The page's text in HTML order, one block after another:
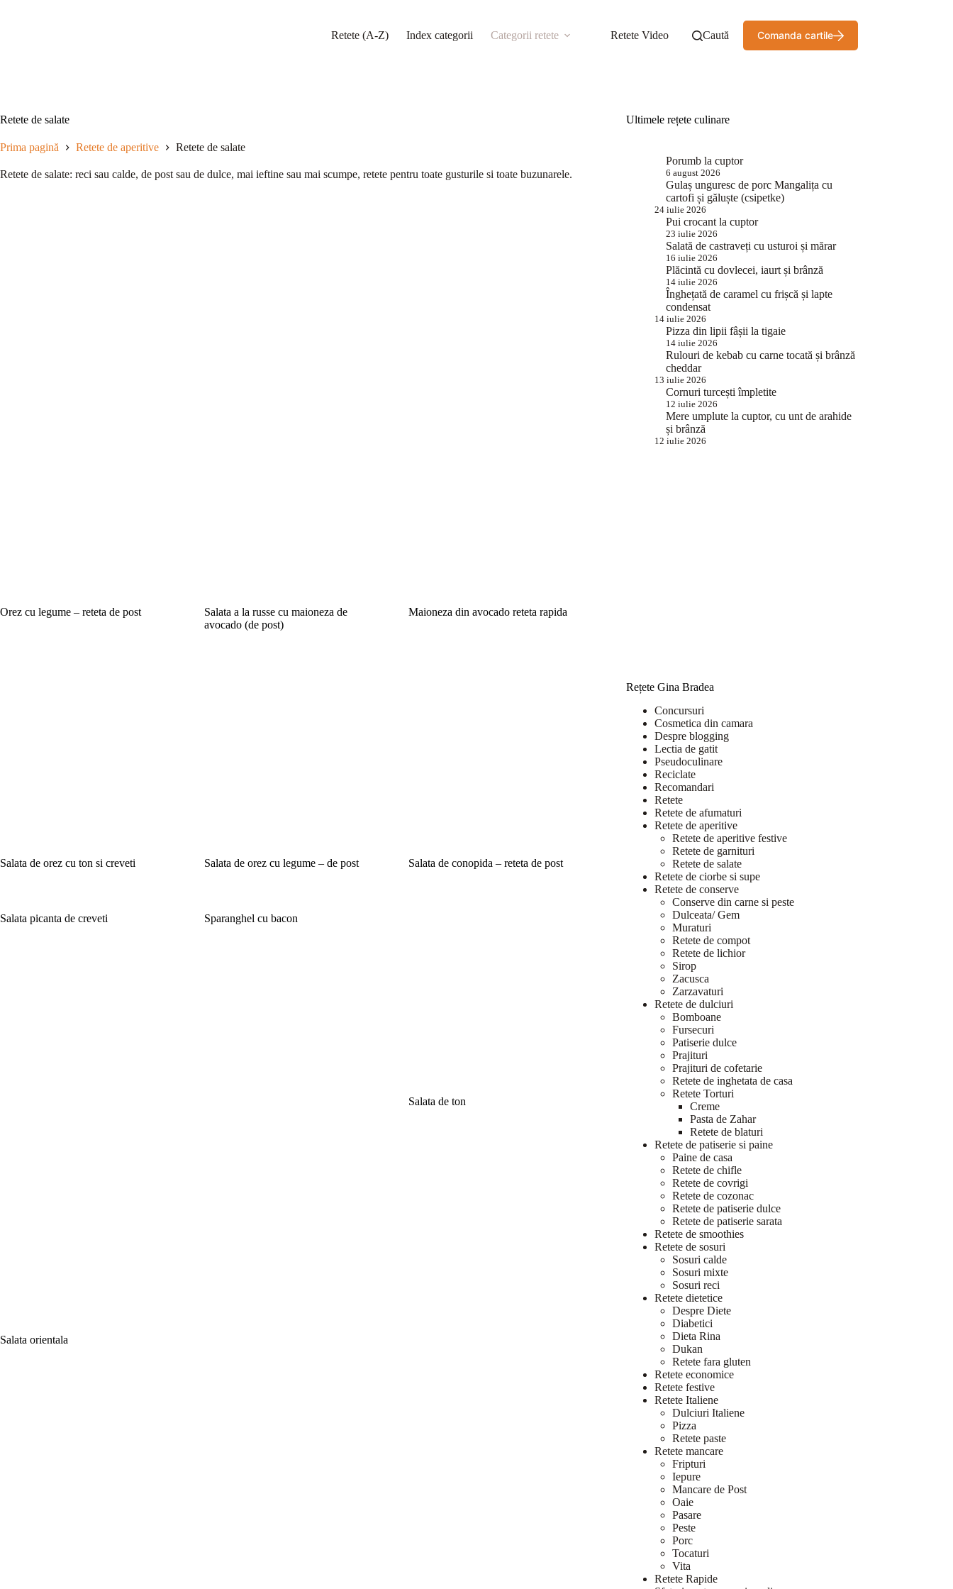
Retete (A-Z) Index categorii Categorii retete Retete Video Caută Comanda cartile
Retete de salate
Prima pagină Retete de aperitive Retete de salate
Retete de salate: reci sau calde, de post sau de dulce, mai ieftine sau mai scumpe, retete pentru toate gusturile si toate buzunarele.
Orez cu legume – reteta de post
Salata a la russe cu maioneza de
avocado (de post)
Maioneza din avocado reteta rapida
Salata de orez cu ton si creveti Salata de orez cu legume – de post Salata de conopida – reteta de post
Salata picanta de creveti Sparanghel cu bacon
Salata de ton
Salata orientala
Ultimele rețete culinare
Porumb la cuptor
6 august 2026
Gulaș unguresc de porc Mangalița cu
cartofi și găluște (csipetke)
24 iulie 2026
Pui crocant la cuptor
23 iulie 2026
Salată de castraveți cu usturoi și mărar
16 iulie 2026
Plăcintă cu dovlecei, iaurt și brânză
14 iulie 2026
Înghețată de caramel cu frișcă și lapte
condensat
14 iulie 2026
Pizza din lipii fâșii la tigaie
14 iulie 2026
Rulouri de kebab cu carne tocată și brânză
cheddar
13 iulie 2026
Cornuri turcești împletite
12 iulie 2026
Mere umplute la cuptor, cu unt de arahide
și brânză
12 iulie 2026
Rețete Gina Bradea
Concursuri
Cosmetica din camara
Despre blogging
Lectia de gatit
Pseudoculinare
Reciclate
Recomandari
Retete
Retete de afumaturi
Retete de aperitive
Retete de aperitive festive
Retete de garnituri
Retete de salate
Retete de ciorbe si supe
Retete de conserve
Conserve din carne si peste
Dulceata/ Gem
Muraturi
Retete de compot
Retete de lichior
Sirop
Zacusca
Zarzavaturi
Retete de dulciuri
Bomboane
Fursecuri
Patiserie dulce
Prajituri
Prajituri de cofetarie
Retete de inghetata de casa
Retete Torturi
Creme
Pasta de Zahar
Retete de blaturi
Retete de patiserie si paine
Paine de casa
Retete de chifle
Retete de covrigi
Retete de cozonac
Retete de patiserie dulce
Retete de patiserie sarata
Retete de smoothies
Retete de sosuri
Sosuri calde
Sosuri mixte
Sosuri reci
Retete dietetice
Despre Diete
Diabetici
Dieta Rina
Dukan
Retete fara gluten
Retete economice
Retete festive
Retete Italiene
Dulciuri Italiene
Pizza
Retete paste
Retete mancare
Fripturi
Iepure
Mancare de Post
Oaie
Pasare
Peste
Porc
Tocaturi
Vita
Retete Rapide